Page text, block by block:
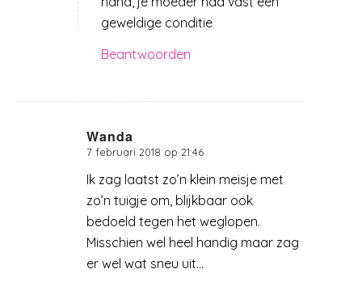
geweldige conditie
Beantwoorden
Wanda
zegt:
7 februari 2018 op 21:46
Ik zag laatst zo’n klein meisje met
zo’n tuigje om, blijkbaar ook
bedoeld tegen het weglopen.
Misschien wel heel handig maar zag
er wel wat sneu uit…